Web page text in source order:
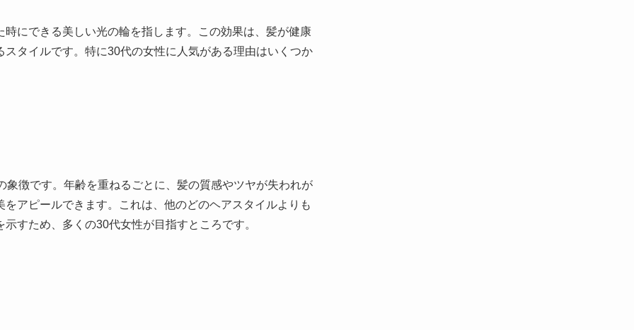
にできる美しい光の輪を指します。この効果は、髪が健康
タイルです。特に30代の女性に人気がある理由はいくつか
徴です。年齢を重ねるごとに、髪の質感やツヤが失われが
アピールできます。これは、他のどのヘアスタイルよりも
すため、多くの30代女性が目指すところです。